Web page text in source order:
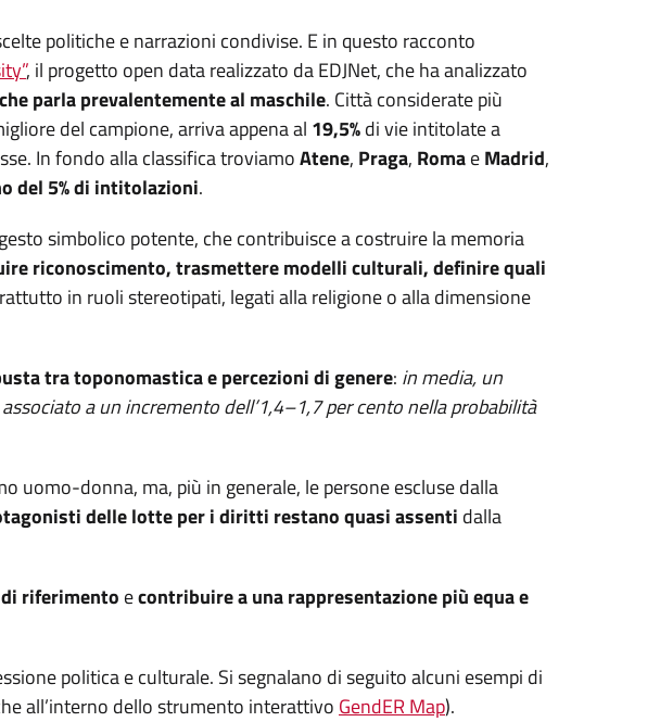
politiche e narrazioni condivise. E in questo racconto
, il progetto open data realizzato da EDJNet, che ha analizzato
parla prevalentemente al maschile. Città considerate più
del campione, arriva appena al 19,5%di vie intitolate a
In fondo alla classifica troviamoAtene, Praga, RomaeMadrid,
del 5% di intitolazioni.
simbolico potente, che contribuisce a costruire la memoria
riconoscimento, trasmettere modelli culturali, definire quali
in ruoli stereotipati, legati alla religione o alla dimensione
tra toponomastica e percezioni di genere: in media, un
a un incremento dell’1,4–1,7 per cento nella probabilità
uomo-donna, ma, più in generale, le persone escluse dalla
delle lotte per i diritti restano quasi assenti dalla
riferimento econtribuire a una rappresentazione più equa e
politica e culturale. Si segnalano di seguito alcuni esempi di
all’interno dello strumento interattivo GendER Map).